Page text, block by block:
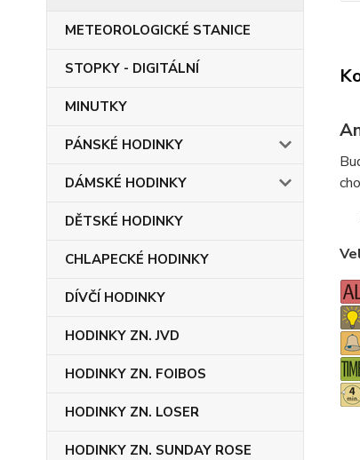
METEOROLOGICKÉ STANICE
STOPKY - DIGITÁLNÍ
MINUTKY
PÁNSKÉ HODINKY
DÁMSKÉ HODINKY
DĚTSKÉ HODINKY
CHLAPECKÉ HODINKY
DÍVČÍ HODINKY
HODINKY ZN. JVD
HODINKY ZN. FOIBOS
HODINKY ZN. LOSER
HODINKY ZN. SUNDAY ROSE